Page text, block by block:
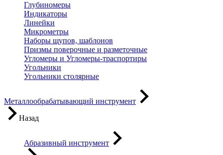
Глубиномеры
Индикаторы
Линейки
Микрометры
Наборы щупов, шаблонов
Призмы поверочные и разметочные
Угломеры и Угломеры-траспортиры
Угольники
Угольники столярные
Металлообрабатывающий инструмент
Назад
Абразивный инструмент